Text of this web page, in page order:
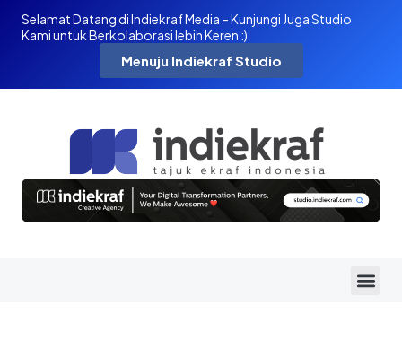
Selamat Datang di Indiekraf Media – Kunjungi Juga Studio
Kami untuk Berkolaborasi lebih Keren :)
Menuju Indiekraf Studio